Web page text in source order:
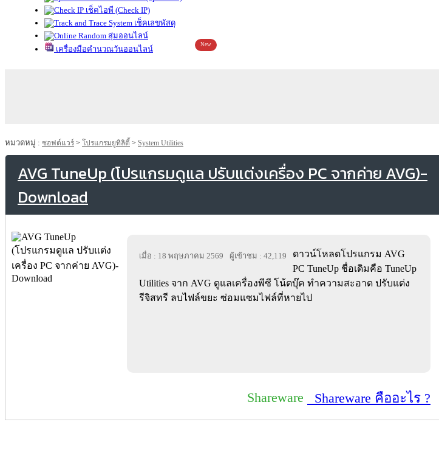
เช็คไอพี (Check IP)
เช็คเลขพัสดุ
สุ่มออนไลน์
เครื่องมือคำนวณวันออนไลน์
New
หมวดหมู่ : ซอฟต์แวร์ > โปรแกรมยูทิลิตี้ > System Utilities
AVG TuneUp (โปรแกรมดูแล ปรับแต่งเครื่อง PC จากค่าย AVG)-
Download
เมื่อ : 18 พฤษภาคม 2569 ผู้เข้าชม : 42,119
ดาวน์โหลดโปรแกรม AVG
PC TuneUp ชื่อเดิมคือ TuneUp
Utilities จาก AVG ดูแลเครื่องพีซี โน้ตบุ๊ค ทำความสะอาด ปรับแต่ง
รีจิสทรี ลบไฟล์ขยะ ซ่อมแซมไฟล์ที่หายไป
Shareware Shareware คืออะไร ?